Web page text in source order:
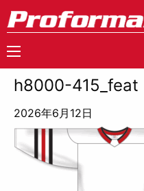
h8000-415_feat
2026年6月12日